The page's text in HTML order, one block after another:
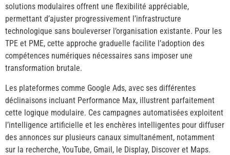
solutions modulaires offrent une flexibilité appréciable,
permettant d’ajuster progressivement l’infrastructure
technologique sans bouleverser l’organisation existante. Pour les
TPE et PME, cette approche graduelle facilite l’adoption des
compétences numériques nécessaires sans imposer une
transformation brutale.
Les plateformes comme Google Ads, avec ses différentes
déclinaisons incluant Performance Max, illustrent parfaitement
cette logique modulaire. Ces campagnes automatisées exploitent
l’intelligence artificielle et les enchères intelligentes pour diffuser
des annonces sur plusieurs canaux simultanément, notamment
sur la recherche, YouTube, Gmail, le Display, Discover et Maps.